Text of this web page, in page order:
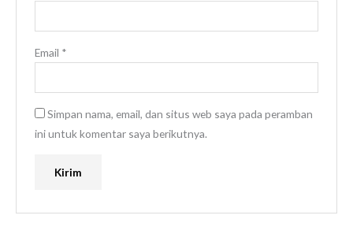
Email *
Simpan nama, email, dan situs web saya pada peramban
ini untuk komentar saya berikutnya.